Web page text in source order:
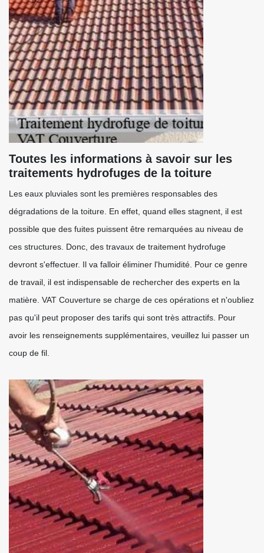
Toutes les informations à savoir sur les
traitements hydrofuges de la toiture
Les eaux pluviales sont les premières responsables des
dégradations de la toiture. En effet, quand elles stagnent, il est
possible que des fuites puissent être remarquées au niveau de
ces structures. Donc, des travaux de traitement hydrofuge
devront s'effectuer. Il va falloir éliminer l'humidité. Pour ce genre
de travail, il est indispensable de rechercher des experts en la
matière. VAT Couverture se charge de ces opérations et n'oubliez
pas qu'il peut proposer des tarifs qui sont très attractifs. Pour
avoir les renseignements supplémentaires, veuillez lui passer un
coup de fil.